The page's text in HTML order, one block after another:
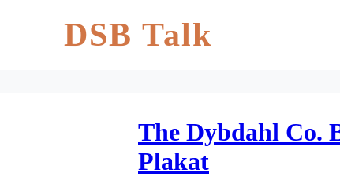
DSB Talk
The Dybdahl Co.
Plakat